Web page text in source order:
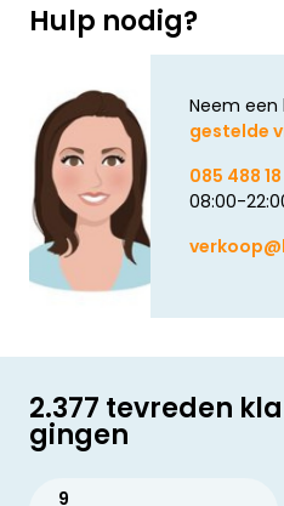
Hulp nodig?
Neem een
gestelde
085 488 18
08:00-
2.377 tevreden
gingen
9